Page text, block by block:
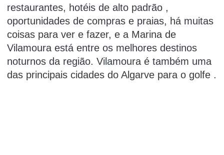
restaurantes, hotéis de alto padrão ,
oportunidades de compras e praias, há muitas
coisas para ver e fazer, e a Marina de
Vilamoura está entre os melhores destinos
noturnos da região. Vilamoura é também uma
das principais cidades do Algarve para o golfe .